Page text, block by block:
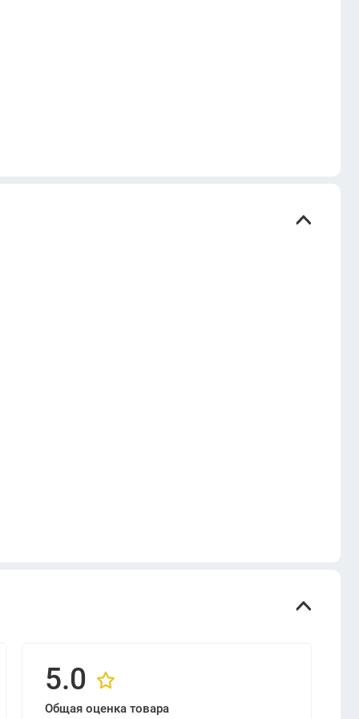
5.0
Общая оценка товара